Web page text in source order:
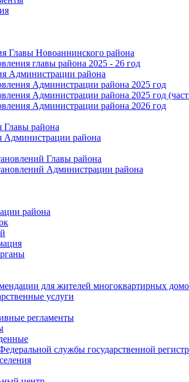
Главы Новоаннинского района
главы района 2025 - 26 год
Администрации района
Администрации района 2025 год
Администрации района 2025 год
Администрации района 2026 год
Главы района
Администрации района
Главы района
Администрации района
района
для жителей многоквартирных
услуги
регламенты
службы государственной